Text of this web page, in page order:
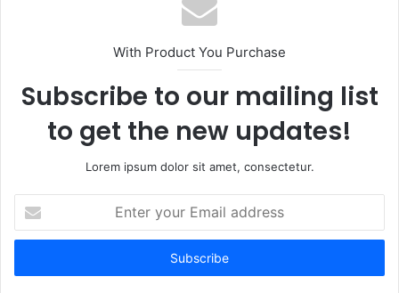
With Product You Purchase
Subscribe to our mailing list
to get the new updates!
Lorem ipsum dolor sit amet, consectetur.
your
Email